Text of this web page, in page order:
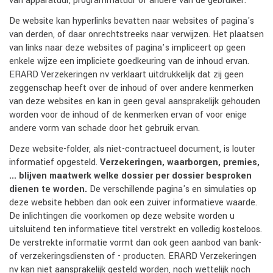
De website kan hyperlinks bevatten naar websites of pagina's
van derden, of daar onrechtstreeks naar verwijzen. Het plaatsen
van links naar deze websites of pagina’s impliceert op geen
enkele wijze een impliciete goedkeuring van de inhoud ervan.
ERARD Verzekeringen nv verklaart uitdrukkelijk dat zij geen
zeggenschap heeft over de inhoud of over andere kenmerken
van deze websites en kan in geen geval aansprakelijk gehouden
worden voor de inhoud of de kenmerken ervan of voor enige
andere vorm van schade door het gebruik ervan.
Deze website-folder, als niet-contractueel document, is louter
informatief opgesteld. Verzekeringen, waarborgen, premies,
... blijven maatwerk welke dossier per dossier besproken
dienen te worden. De verschillende pagina's en simulaties op
deze website hebben dan ook een zuiver informatieve waarde.
De inlichtingen die voorkomen op deze website worden u
uitsluitend ten informatieve titel verstrekt en volledig kosteloos.
De verstrekte informatie vormt dan ook geen aanbod van bank-
of verzekeringsdiensten of - producten. ERARD Verzekeringen
nv kan niet aansprakelijk gesteld worden, noch wettelijk noch